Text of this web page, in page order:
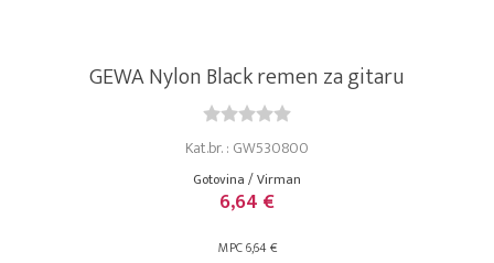
GEWA Nylon Black remen za gitaru
Kat.br. : GW530800
Gotovina / Virman
6,64 €
MPC 6,64 €